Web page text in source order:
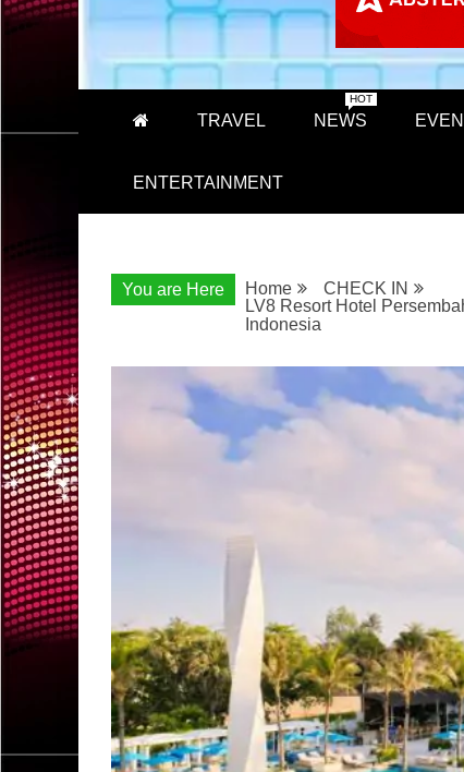
TRAVEL NEWS
HOT
ENTERTAINMENT
You are Here Home
CHECK IN
LV8 Resort Hotel
Indonesia